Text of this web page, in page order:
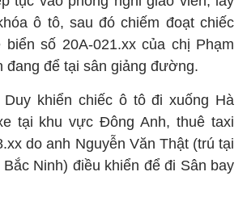
ô tô, sau đó chiếm đoạt chiếc
biển số 20A-021.xx của chị Phạm
đang để tại sân giảng đường.
khiển chiếc ô tô đi xuống Hà
tại khu vực Đông Anh, thuê taxi
do anh Nguyễn Văn Thật (trú tại
Ninh) điều khiển để đi Sân bay